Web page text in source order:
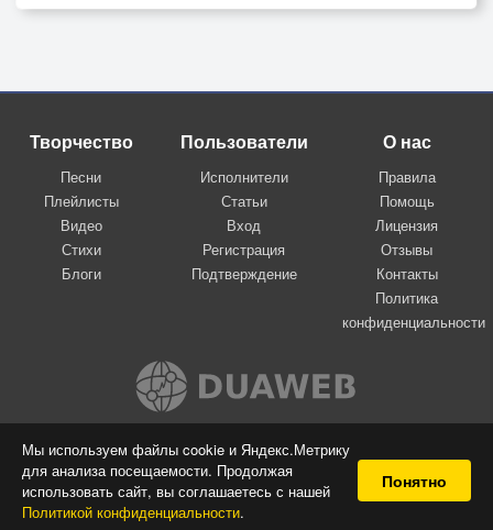
Мы используем файлы cookie и Яндекс.Метрику
для анализа посещаемости. Продолжая
использовать сайт, вы соглашаетесь с нашей
Политикой конфиденциальности.
Понятно
Творчество
Песни
Плейлисты
Видео
Стихи
Блоги
Пользователи
Исполнители
Статьи
Вход
Регистрация
Подтверждение
О нас
Правила
Помощь
Лицензия
Отзывы
Контакты
Политика
конфиденциальности
Вконтакте
© 2009-2026 Я-пою
Музыкальный сайт самовыражения